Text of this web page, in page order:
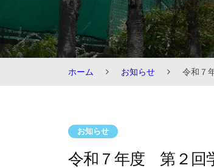
ホーム お知らせ 令和７
お知らせ
令和７年度 第２回